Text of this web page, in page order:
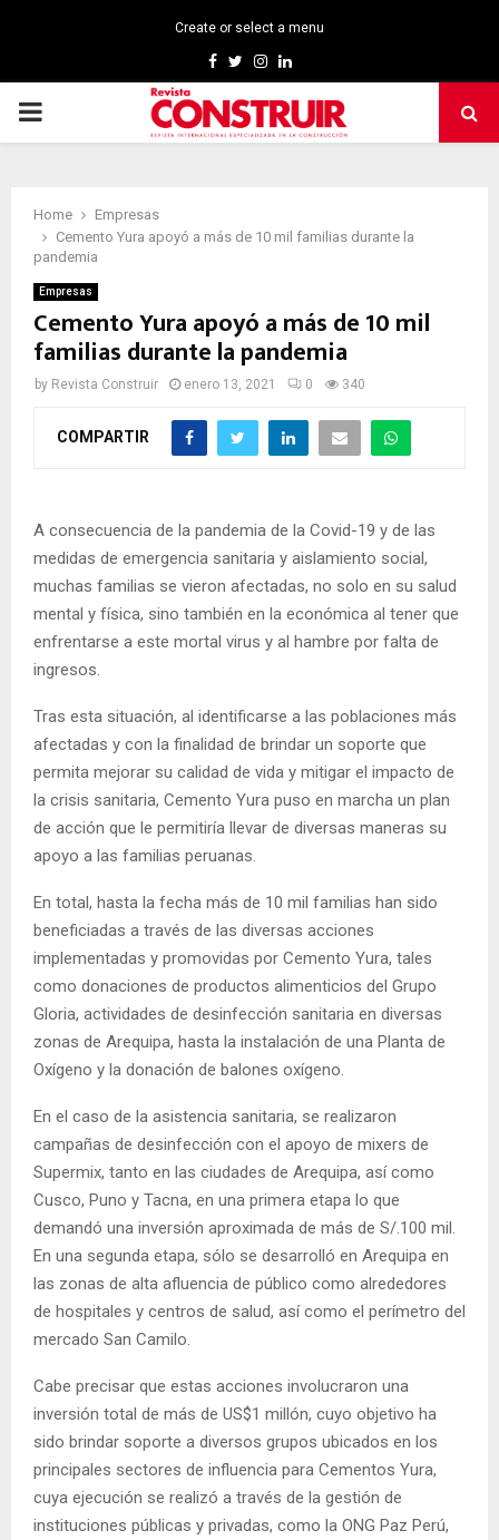
Create or select a menu
Facebook
TwitterInstagram
Linkedin
PRIMARY
Home
Empresas
Cemento Yura apoyó a más de 10 mil familias durante la
pandemia
Empresas
Cemento Yura apoyó a más de 10 mil
familias durante la pandemia
by Revista Construir enero 13, 2021 0 340
COMPARTIR
A consecuencia de la pandemia de la Covid-19 y de las
medidas de emergencia sanitaria y aislamiento social,
muchas familias se vieron afectadas, no solo en su salud
mental y física, sino también en la económica al tener que
enfrentarse a este mortal virus y al hambre por falta de
ingresos.
Tras esta situación, al identificarse a las poblaciones más
afectadas y con la finalidad de brindar un soporte que
permita mejorar su calidad de vida y mitigar el impacto de
la crisis sanitaria, Cemento Yura puso en marcha un plan
de acción que le permitiría llevar de diversas maneras su
apoyo a las familias peruanas.
En total, hasta la fecha más de 10 mil familias han sido
beneficiadas a través de las diversas acciones
implementadas y promovidas por Cemento Yura, tales
como donaciones de productos alimenticios del Grupo
Gloria, actividades de desinfección sanitaria en diversas
zonas de Arequipa, hasta la instalación de una Planta de
Oxígeno y la donación de balones oxígeno.
En el caso de la asistencia sanitaria, se realizaron
campañas de desinfección con el apoyo de mixers de
Supermix, tanto en las ciudades de Arequipa, así como
Cusco, Puno y Tacna, en una primera etapa lo que
demandó una inversión aproximada de más de S/.100 mil.
En una segunda etapa, sólo se desarrolló en Arequipa en
las zonas de alta afluencia de público como alrededores
de hospitales y centros de salud, así como el perímetro del
mercado San Camilo.
Cabe precisar que estas acciones involucraron una
inversión total de más de US$1 millón, cuyo objetivo ha
sido brindar soporte a diversos grupos ubicados en los
principales sectores de influencia para Cementos Yura,
cuya ejecución se realizó a través de la gestión de
instituciones públicas y privadas, como la ONG Paz Perú,